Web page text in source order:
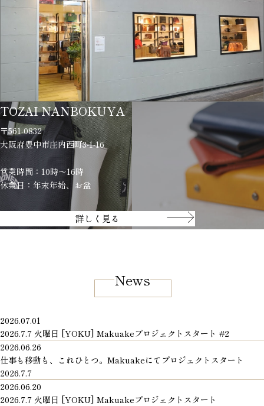
TOZAI NANBOKUYA
〒561-0832
大阪府豊中市庄内西町3-1-16
営業時間：10時～16時
休業日：年末年始、お盆
詳しく見る
News
2026.07.01
2026.7.7 火曜日 [YOKU] Makuakeプロジェクトスタート #2
2026.06.26
仕事も移動も、これひとつ。Makuakeにてプロジェクトスタート
2026.7.7
2026.06.20
2026.7.7 火曜日 [YOKU] Makuakeプロジェクトスタート